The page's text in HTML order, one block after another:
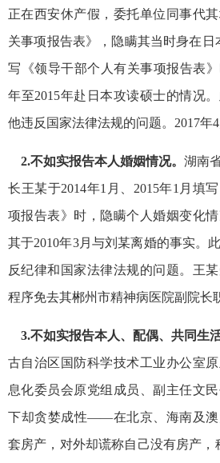
正在西安休产假，委托单位同事代
关事项报告表》，隐瞒其当时身在日
写《领导干部个人有关事项报告表
年至2015年赴日本攻读硕士的情况
他违反国家法律法规的问题。2017年4
2.不如实报告本人婚姻情况。 湖南
长王某于2014年1月、2015年1月填
项报告表》时，隐瞒个人婚姻变化
其于2010年3月与刘某离婚的事实。
反纪律和国家法律法规的问题。王
程序免去其郴州市精神病医院副院长
3.不如实报告本人、配偶、共同生
古自治区国防科学技术工业办公室
息化委员会原党组成员、副主任文
下却贪婪成性——在北京、海南及澳
套房产，对外却谎称自己没有房产，